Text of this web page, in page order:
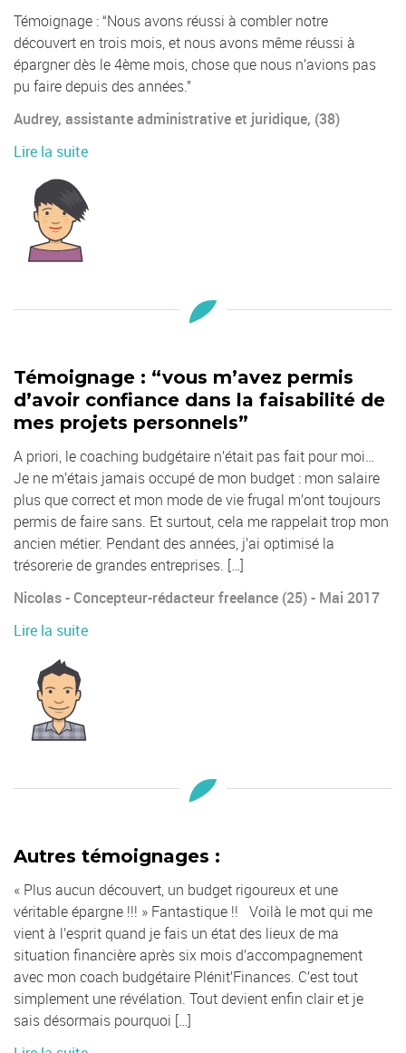
Témoignage : “Nous avons réussi à combler notre
découvert en trois mois, et nous avons même réussi à
épargner dès le 4ème mois, chose que nous n’avions pas
pu faire depuis des années.”
Audrey, assistante administrative et juridique, (38)
Lire la suite
Témoignage : “vous m’avez permis
d’avoir confiance dans la faisabilité de
mes projets personnels”
A priori, le coaching budgétaire n’était pas fait pour moi…
Je ne m’étais jamais occupé de mon budget : mon salaire
plus que correct et mon mode de vie frugal m’ont toujours
permis de faire sans. Et surtout, cela me rappelait trop mon
ancien métier. Pendant des années, j’ai optimisé la
trésorerie de grandes entreprises. […]
Nicolas - Concepteur-rédacteur freelance (25) - Mai 2017
Lire la suite
Autres témoignages :
« Plus aucun découvert, un budget rigoureux et une
véritable épargne !!! » Fantastique !! Voilà le mot qui me
vient à l’esprit quand je fais un état des lieux de ma
situation financière après six mois d’accompagnement
avec mon coach budgétaire Plénit’Finances. C’est tout
simplement une révélation. Tout devient enfin clair et je
sais désormais pourquoi […]